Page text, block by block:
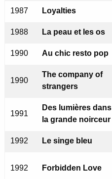
1987 Loyalties
1988 La peau et les os
1990 Au chic resto pop
1990
The company of
strangers
1991
Des lumières dans
la grande noirceur
1992 Le singe bleu
1992 Forbidden Love